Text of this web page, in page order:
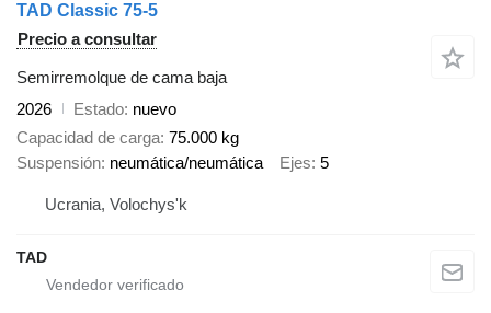
TAD Classic 75-5
Precio a consultar
Semirremolque de cama baja
2026
Estado nuevo
Capacidad de carga 75.000 kg
Suspensión neumática/neumática Ejes 5
Ucrania, Volochys'k
TAD